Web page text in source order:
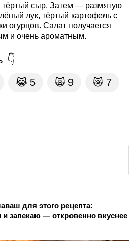
сыр. Затем — размятую
лук, тёртый картофель с
огурцов. Салат получается
и очень ароматным.
😹 5 🙀 9 😿 7
для этого рецепта:
запекаю — откровенно вкуснее